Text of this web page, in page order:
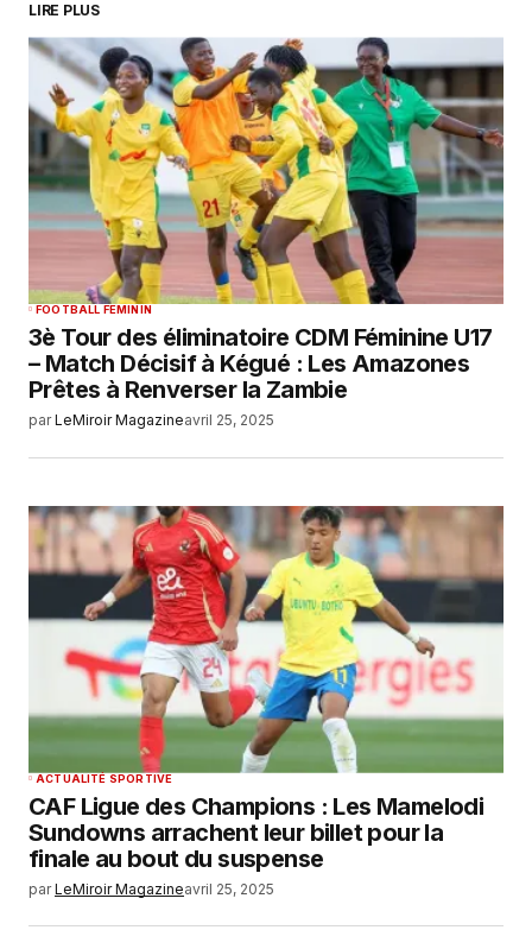
RÉPONDRE
Votre adresse e-mail ne sera pas publiée. Les
champs obligatoires sont indiqués avec*
Comment*
Enregistrer mon nom, mon e-mail et mon
site dans le navigateur pour mon prochain
commentaire.
SUBMIT COMMENT
LIRE PLUS
FOOTBALL FEMININ
3è Tour des éliminatoire CDM Féminine U17
– Match Décisif à Kégué : Les Amazones
Prêtes à Renverser la Zambie
par LeMiroir Magazineavril 25, 2025
ACTUALITÉ SPORTIVE
CAF Ligue des Champions : Les Mamelodi
Sundowns arrachent leur billet pour la
finale au bout du suspense
par LeMiroir Magazineavril 25, 2025